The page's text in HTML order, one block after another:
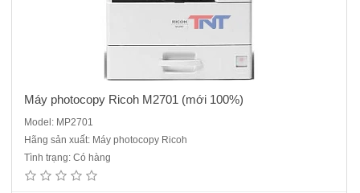
Máy photocopy Ricoh M2701 (mới 100%)
Model: MP2701
Hãng sản xuất: Máy photocopy Ricoh
Tình trạng: Có hàng
chính hãng, nguyên đai, nguyên kiện là một thiết phù hợp với ngân
sách văn phòng của bạn. Thiết bị kèm với một loạt các tính năng